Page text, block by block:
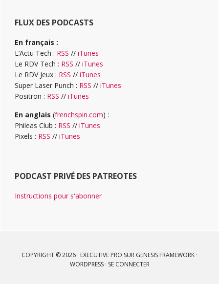
FLUX DES PODCASTS
En français :
L’Actu Tech : RSS // iTunes
Le RDV Tech : RSS // iTunes
Le RDV Jeux : RSS // iTunes
Super Laser Punch : RSS // iTunes
Positron : RSS // iTunes
En anglais (frenchspin.com) :
Phileas Club : RSS // iTunes
Pixels : RSS // iTunes
PODCAST PRIVÉ DES PATREOTES
Instructions pour s'abonner
COPYRIGHT © 2026 · EXECUTIVE PRO SUR GENESIS FRAMEWORK ·
WORDPRESS· SE CONNECTER